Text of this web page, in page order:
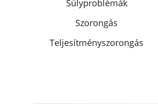
Súlyproblémák
Szorongás
Teljesítményszorongás